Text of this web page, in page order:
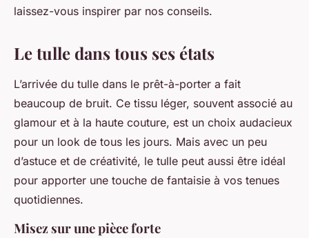
laissez-vous inspirer par nos conseils.
Le tulle dans tous ses états
L’arrivée du tulle dans le prêt-à-porter a fait
beaucoup de bruit. Ce tissu léger, souvent associé au
glamour et à la haute couture, est un choix audacieux
pour un look de tous les jours. Mais avec un peu
d’astuce et de créativité, le tulle peut aussi être idéal
pour apporter une touche de fantaisie à vos tenues
quotidiennes.
Misez sur une pièce forte